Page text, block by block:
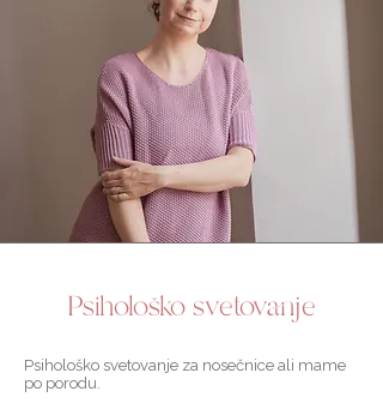
Psihološko svetovanje
Psihološko svetovanje za nosečnice ali mame
po porodu.